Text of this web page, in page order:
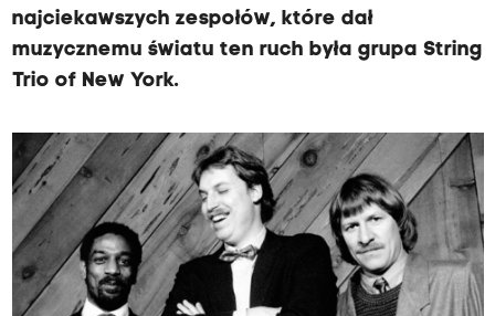
najciekawszych zespołów, które dał
muzycznemu światu ten ruch była grupa String
Trio of New York.